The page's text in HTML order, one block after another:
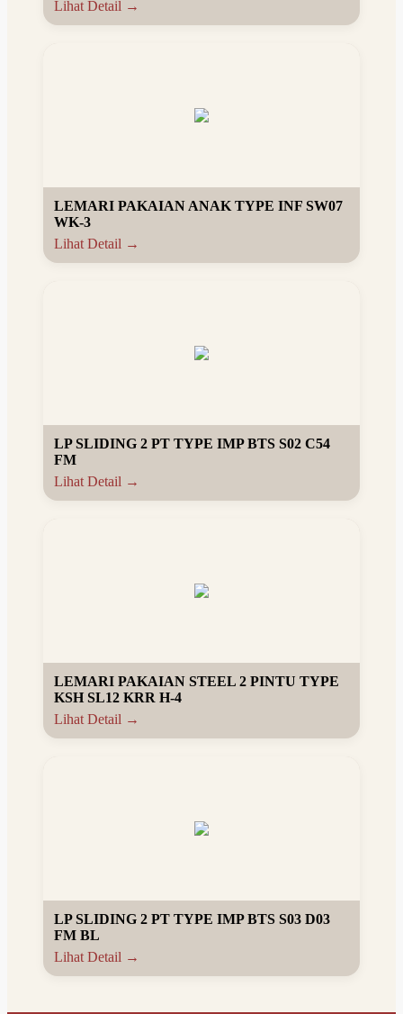
Lihat Detail →
LEMARI PAKAIAN ANAK TYPE INF SW07
WK-3
Lihat Detail →
LP SLIDING 2 PT TYPE IMP BTS S02 C54
FM
Lihat Detail →
LEMARI PAKAIAN STEEL 2 PINTU TYPE
KSH SL12 KRR H-4
Lihat Detail →
LP SLIDING 2 PT TYPE IMP BTS S03 D03
FM BL
Lihat Detail →